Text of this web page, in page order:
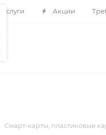
Услуги Акции
Смарт-карты, пластиковые